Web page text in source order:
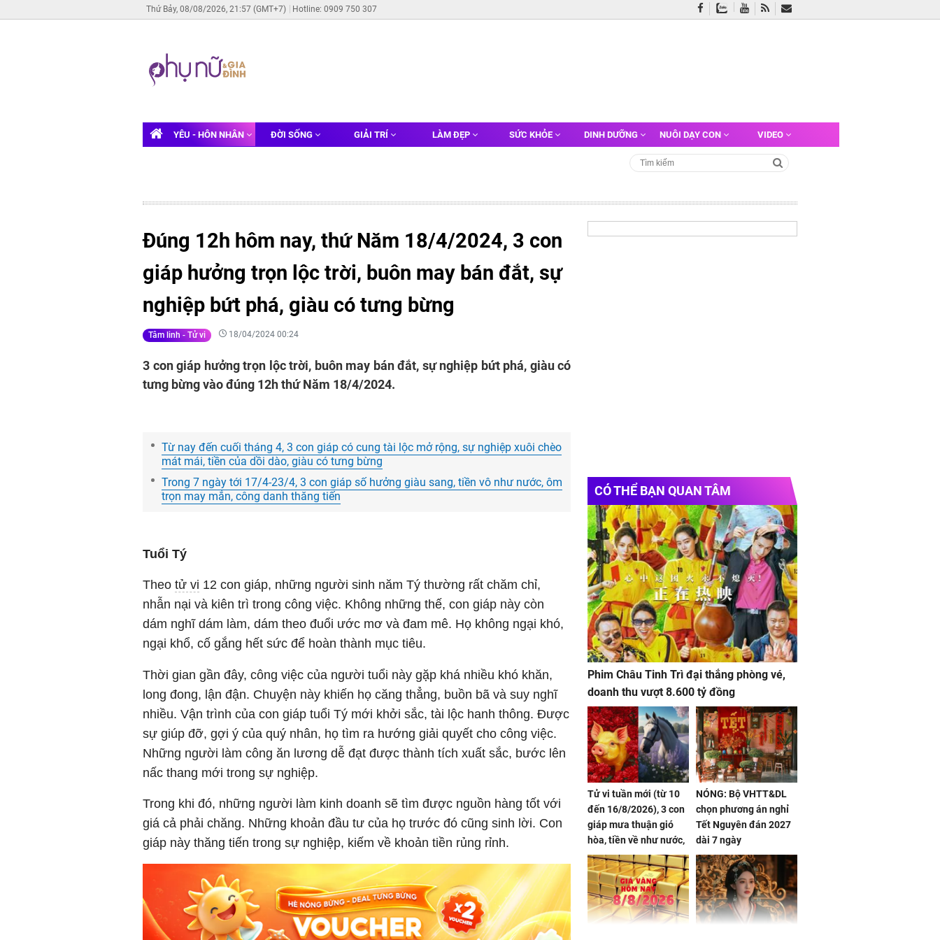
Thứ Bảy, 08/08/2026, 21:57 (GMT+7) Hotline: 0909 750 307
YÊU - HÔN NHÂN ĐỜI SỐNG GIẢI TRÍ LÀM ĐẸP SỨC KHỎE DINH DƯỠNG NUÔI DẠY CON VIDEO
Đúng 12h hôm nay, thứ Năm 18/4/2024, 3 con
giáp hưởng trọn lộc trời, buôn may bán đắt, sự
nghiệp bứt phá, giàu có tưng bừng
Tâm linh - Tử vi 18/04/2024 00:24
3 con giáp hưởng trọn lộc trời, buôn may bán đắt, sự nghiệp bứt phá, giàu có
tưng bừng vào đúng 12h thứ Năm 18/4/2024.
Từ nay đến cuối tháng 4, 3 con giáp có cung tài lộc mở rộng, sự nghiệp xuôi chèo
mát mái, tiền của dồi dào, giàu có tưng bừng
Trong 7 ngày tới 17/4-23/4, 3 con giáp số hưởng giàu sang, tiền vô như nước, ôm
trọn may mắn, công danh thăng tiến
Tuổi Tý
Theo tử vi 12 con giáp, những người sinh năm Tý thường rất chăm chỉ,
nhẫn nại và kiên trì trong công việc. Không những thế, con giáp này còn
dám nghĩ dám làm, dám theo đuổi ước mơ và đam mê. Họ không ngại khó,
ngại khổ, cố gắng hết sức để hoàn thành mục tiêu.
Thời gian gần đây, công việc của người tuổi này gặp khá nhiều khó khăn,
long đong, lận đận. Chuyện này khiến họ căng thẳng, buồn bã và suy nghĩ
nhiều. Vận trình của con giáp tuổi Tý mới khởi sắc, tài lộc hanh thông. Được
sự giúp đỡ, gợi ý của quý nhân, họ tìm ra hướng giải quyết cho công việc.
Những người làm công ăn lương dễ đạt được thành tích xuất sắc, bước lên
nấc thang mới trong sự nghiệp.
Trong khi đó, những người làm kinh doanh sẽ tìm được nguồn hàng tốt với
giá cả phải chăng. Những khoản đầu tư của họ trước đó cũng sinh lời. Con
giáp này thăng tiến trong sự nghiệp, kiếm về khoản tiền rủng rỉnh.
CÓ THỂ BẠN QUAN TÂM
Phim Châu Tinh Trì đại thắng phòng vé,
doanh thu vượt 8.600 tỷ đồng
Tử vi tuần mới (từ 10
đến 16/8/2026), 3 con
giáp mưa thuận gió
hòa, tiền về như nước,
bạc vàng dư dả, Phú
Quý Vinh Hoa, vận
trình khai sáng
NÓNG: Bộ VHTT&DL
chọn phương án nghỉ
Tết Nguyên đán 2027
dài 7 ngày